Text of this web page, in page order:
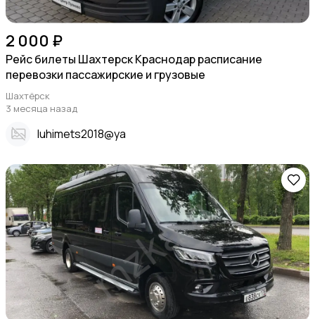
2 000 ₽
Рейс билеты Шахтерск Краснодар расписание
перевозки пассажирские и грузовые
Шахтёрск
3 месяца назад
Iuhimets2018@ya